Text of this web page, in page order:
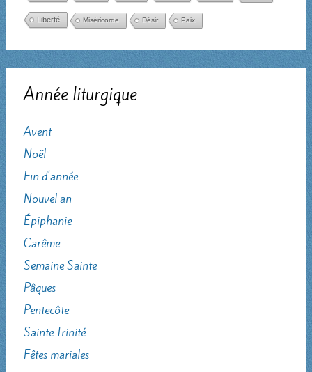
Liberté Miséricorde Désir Paix
Année liturgique
Avent
Noël
Fin d'année
Nouvel an
Épiphanie
Carême
Semaine Sainte
Pâques
Pentecôte
Sainte Trinité
Fêtes mariales